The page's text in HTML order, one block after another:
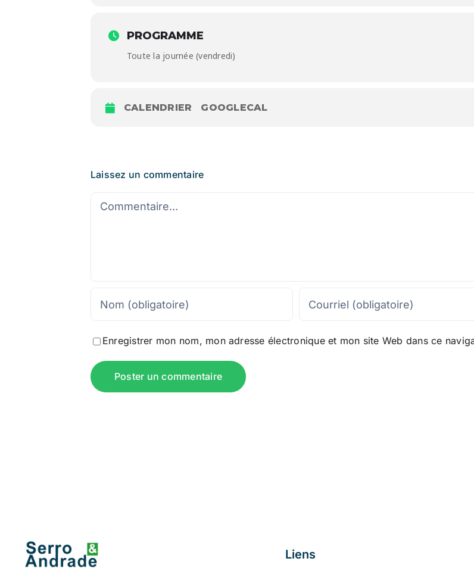
PROGRAMME
Toute la journée (vendredi)
CALENDRIER GOOGLECAL
Laissez un commentaire
Commentaire
Enregistrer mon nom, mon adresse électronique et mon site Web dans ce
Liens